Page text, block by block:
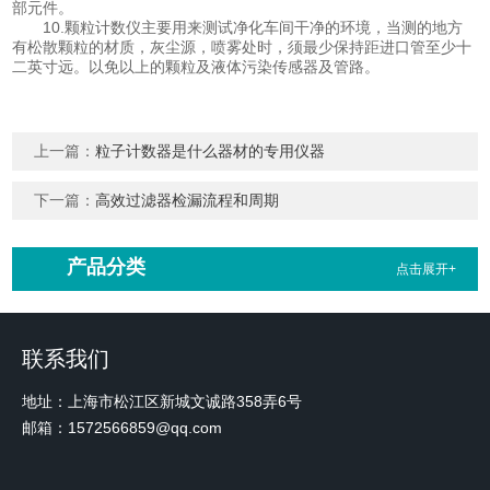
部元件。
10.颗粒计数仪主要用来测试净化车间干净的环境，当测的地方
有松散颗粒的材质，灰尘源，喷雾处时，须最少保持距进口管至少十
二英寸远。以免以上的颗粒及液体污染传感器及管路。
上一篇：粒子计数器是什么器材的专用仪器
下一篇：高效过滤器检漏流程和周期
产品分类 点击展开+
联系我们
地址：上海市松江区新城文诚路358弄6号
邮箱：1572566859@qq.com